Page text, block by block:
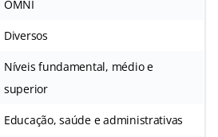
OMNI
Diversos
Níveis fundamental, médio e
superior
Educação, saúde e administrativas